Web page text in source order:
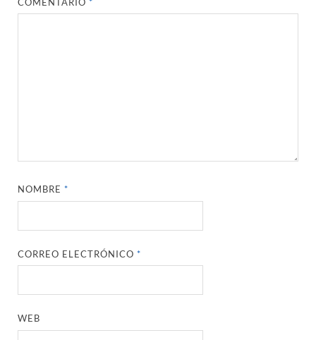
NOMBRE*
CORREO ELECTRÓNICO*
WEB